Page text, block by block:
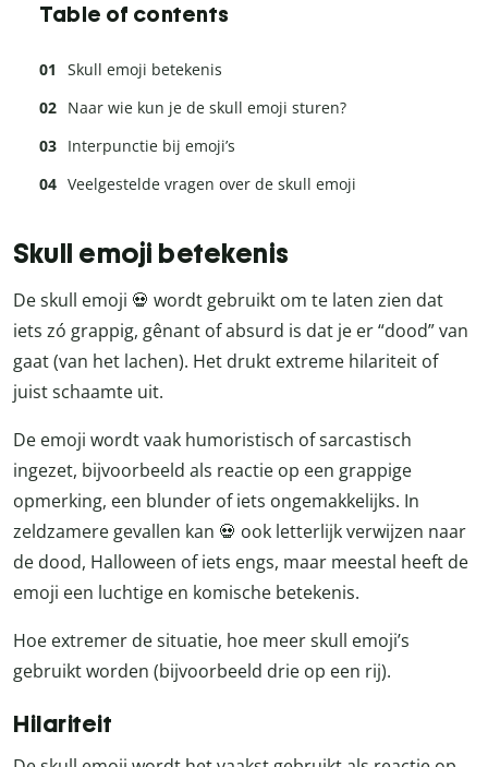
Table of contents
Skull emoji betekenis
Naar wie kun je de skull emoji sturen?
Interpunctie bij emoji’s
Veelgestelde vragen over de skull emoji
Skull emoji betekenis
De skull emoji 💀 wordt gebruikt om te laten zien dat
iets zó grappig, gênant of absurd is dat je er “dood” van
gaat (van het lachen). Het drukt extreme hilariteit of
juist schaamte uit.
De emoji wordt vaak humoristisch of sarcastisch
ingezet, bijvoorbeeld als reactie op een grappige
opmerking, een blunder of iets ongemakkelijks. In
zeldzamere gevallen kan 💀 ook letterlijk verwijzen naar
de dood, Halloween of iets engs, maar meestal heeft de
emoji een luchtige en komische betekenis.
Hoe extremer de situatie, hoe meer skull emoji’s
gebruikt worden (bijvoorbeeld drie op een rij).
Hilariteit